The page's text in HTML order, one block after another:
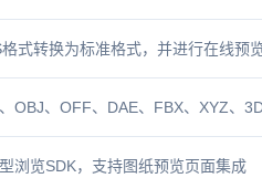
式转换为标准格式，并进行在线预
OBJ、OFF、DAE、FBX、XYZ、
浏览SDK，支持图纸预览页面集成